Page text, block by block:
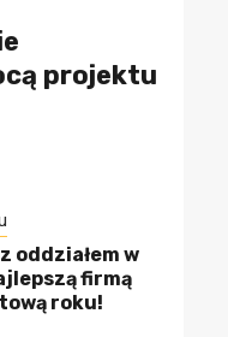
projektu
oddziałem w
firmą
roku!